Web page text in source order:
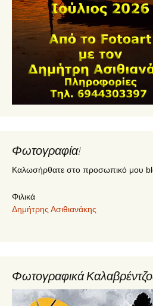
Φωτογραφία!
Καλωσήρθατε στο προσωπικό μου
Φιλικά
Δημήτρης Ασιθιανάκης
Φωτογραφικά